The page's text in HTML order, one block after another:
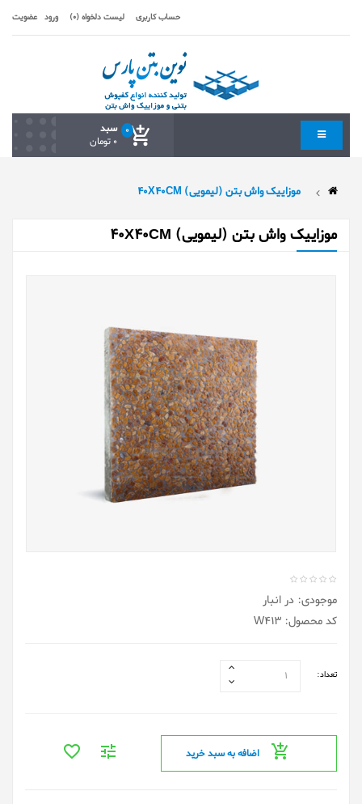
حساب کاربری لیست دلخواه (0) ورود عضویت
سبد 0
0 تومان
موزایيک واش بتن (لیمویی) 40X40CM
موزایيک واش بتن (لیمویی) 40X40CM
موجودی: در انبار
کد محصول: W413
تعداد:
اضافه به سبد خرید